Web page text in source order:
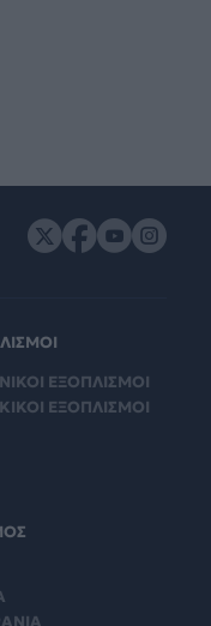
ΕΞΟΠΛΙΣΜΟΙ
ΕΞΟΠΛΙΣΜΟΙ